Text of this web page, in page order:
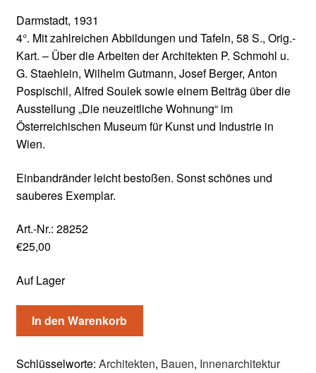
Darmstadt, 1931
4°. Mit zahlreichen Abbildungen und Tafeln, 58 S., Orig.-
Kart. – Über die Arbeiten der Architekten P. Schmohl u.
G. Staehlein, Wilhelm Gutmann, Josef Berger, Anton
Pospischil, Alfred Soulek sowie einem Beiträg über die
Ausstellung „Die neuzeitliche Wohnung“ im
Österreichischen Museum für Kunst und Industrie in
Wien.
Einbandränder leicht bestoßen. Sonst schönes und
sauberes Exemplar.
Art.-Nr.: 28252
€25,00
Auf Lager
In den Warenkorb
Schlüsselworte: Architekten, Bauen, Innenarchitektur